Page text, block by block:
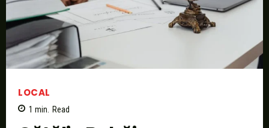
LOCAL
1 min. Read